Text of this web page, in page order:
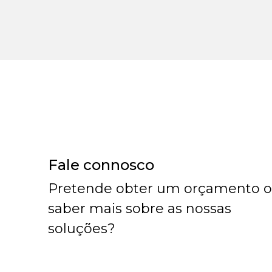
Fale connosco
Pretende obter um orçamento
saber mais sobre as nossas
soluções?